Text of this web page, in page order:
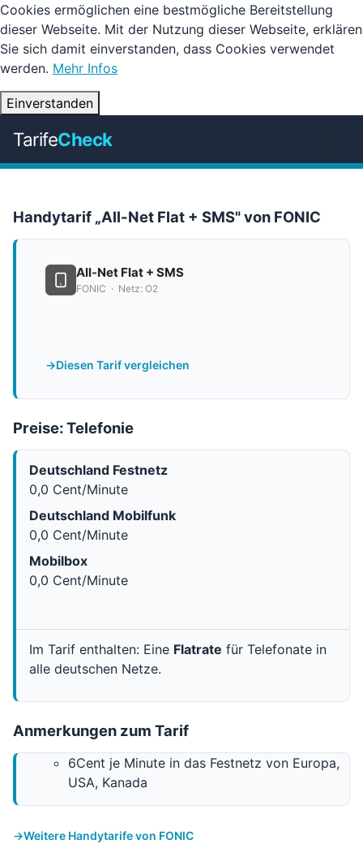
Cookies ermöglichen eine bestmögliche Bereitstellung
dieser Webseite. Mit der Nutzung dieser Webseite, erklären
Sie sich damit einverstanden, dass Cookies verwendet
werden. Mehr Infos
Einverstanden
TarifeCheck
Handytarif „All-Net Flat + SMS" von FONIC
All-Net Flat + SMS
FONIC · Netz: O2
Diesen Tarif vergleichen
Preise: Telefonie
Deutschland Festnetz
0,0 Cent/Minute
Deutschland Mobilfunk
0,0 Cent/Minute
Mobilbox
0,0 Cent/Minute
Im Tarif enthalten: Eine Flatrate für Telefonate in
alle deutschen Netze.
Anmerkungen zum Tarif
6Cent je Minute in das Festnetz von Europa,
USA, Kanada
Weitere Handytarife von FONIC